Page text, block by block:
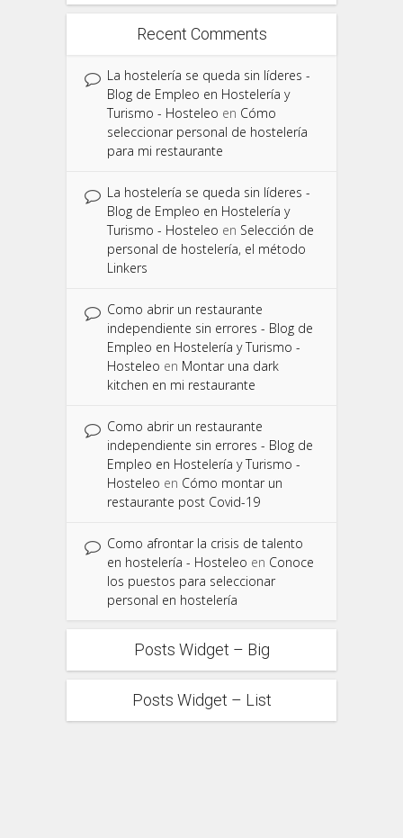
Recent Comments
La hostelería se queda sin líderes -
Blog de Empleo en Hostelería y
Turismo - Hosteleo en Cómo
seleccionar personal de hostelería
para mi restaurante
La hostelería se queda sin líderes -
Blog de Empleo en Hostelería y
Turismo - Hosteleo en Selección de
personal de hostelería, el método
Linkers
Como abrir un restaurante
independiente sin errores - Blog de
Empleo en Hostelería y Turismo -
Hosteleo en Montar una dark
kitchen en mi restaurante
Como abrir un restaurante
independiente sin errores - Blog de
Empleo en Hostelería y Turismo -
Hosteleo en Cómo montar un
restaurante post Covid-19
Como afrontar la crisis de talento
en hostelería - Hosteleo en Conoce
los puestos para seleccionar
personal en hostelería
Posts Widget – Big
Posts Widget – List